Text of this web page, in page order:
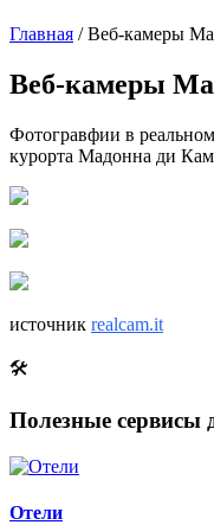
Главная / Веб-камеры
Веб-камеры
Фотогравфии в
курорта Мадонна ди
источник realcam.it
🛠
Полезные сервисы
Отели